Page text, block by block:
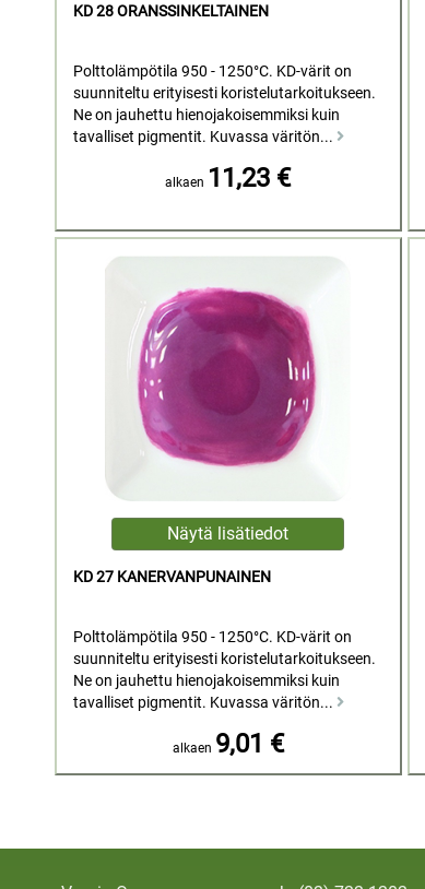
KD 28 ORANSSINKELTAINEN
Polttolämpötila 950 - 1250°C. KD-värit on
suunniteltu erityisesti koristelutarkoitukseen.
Ne on jauhettu hienojakoisemmiksi kuin
tavalliset pigmentit. Kuvassa väritön...
alkaen 11,23 €
KD 27 KANERVANPUNAINEN
Polttolämpötila 950 - 1250°C. KD-värit on
suunniteltu erityisesti koristelutarkoitukseen.
Ne on jauhettu hienojakoisemmiksi kuin
tavalliset pigmentit. Kuvassa väritön...
alkaen 9,01 €